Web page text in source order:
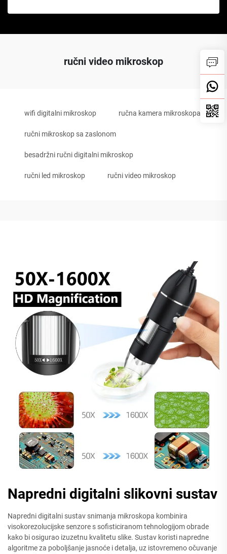
ručni video mikroskop
wifi digitalni mikroskop ručna kamera mikroskopa
ručni mikroskop sa zaslonom
besadržni ručni digitalni mikroskop
ručni led mikroskop ručni video mikroskop
Napredni digitalni slikovni sustav
Napredni digitalni sustav snimanja mikroskopa kombinira
visokorezolucijske senzore s sofisticiranom tehnologijom obrade
kako bi osigurao izuzetnu kvalitetu slike. Sustav koristi napredne
algoritme za poboljšanje jasnoće i detalja, uz istovremeno očuvanje